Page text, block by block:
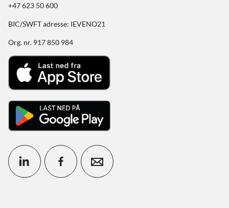
+47 623 50 600
BIC/SWFT adresse: IEVENO21
Org. nr. 917 850 984